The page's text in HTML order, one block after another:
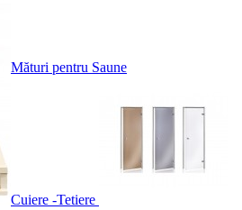
Mături pentru Saune
Cuiere -Tetiere